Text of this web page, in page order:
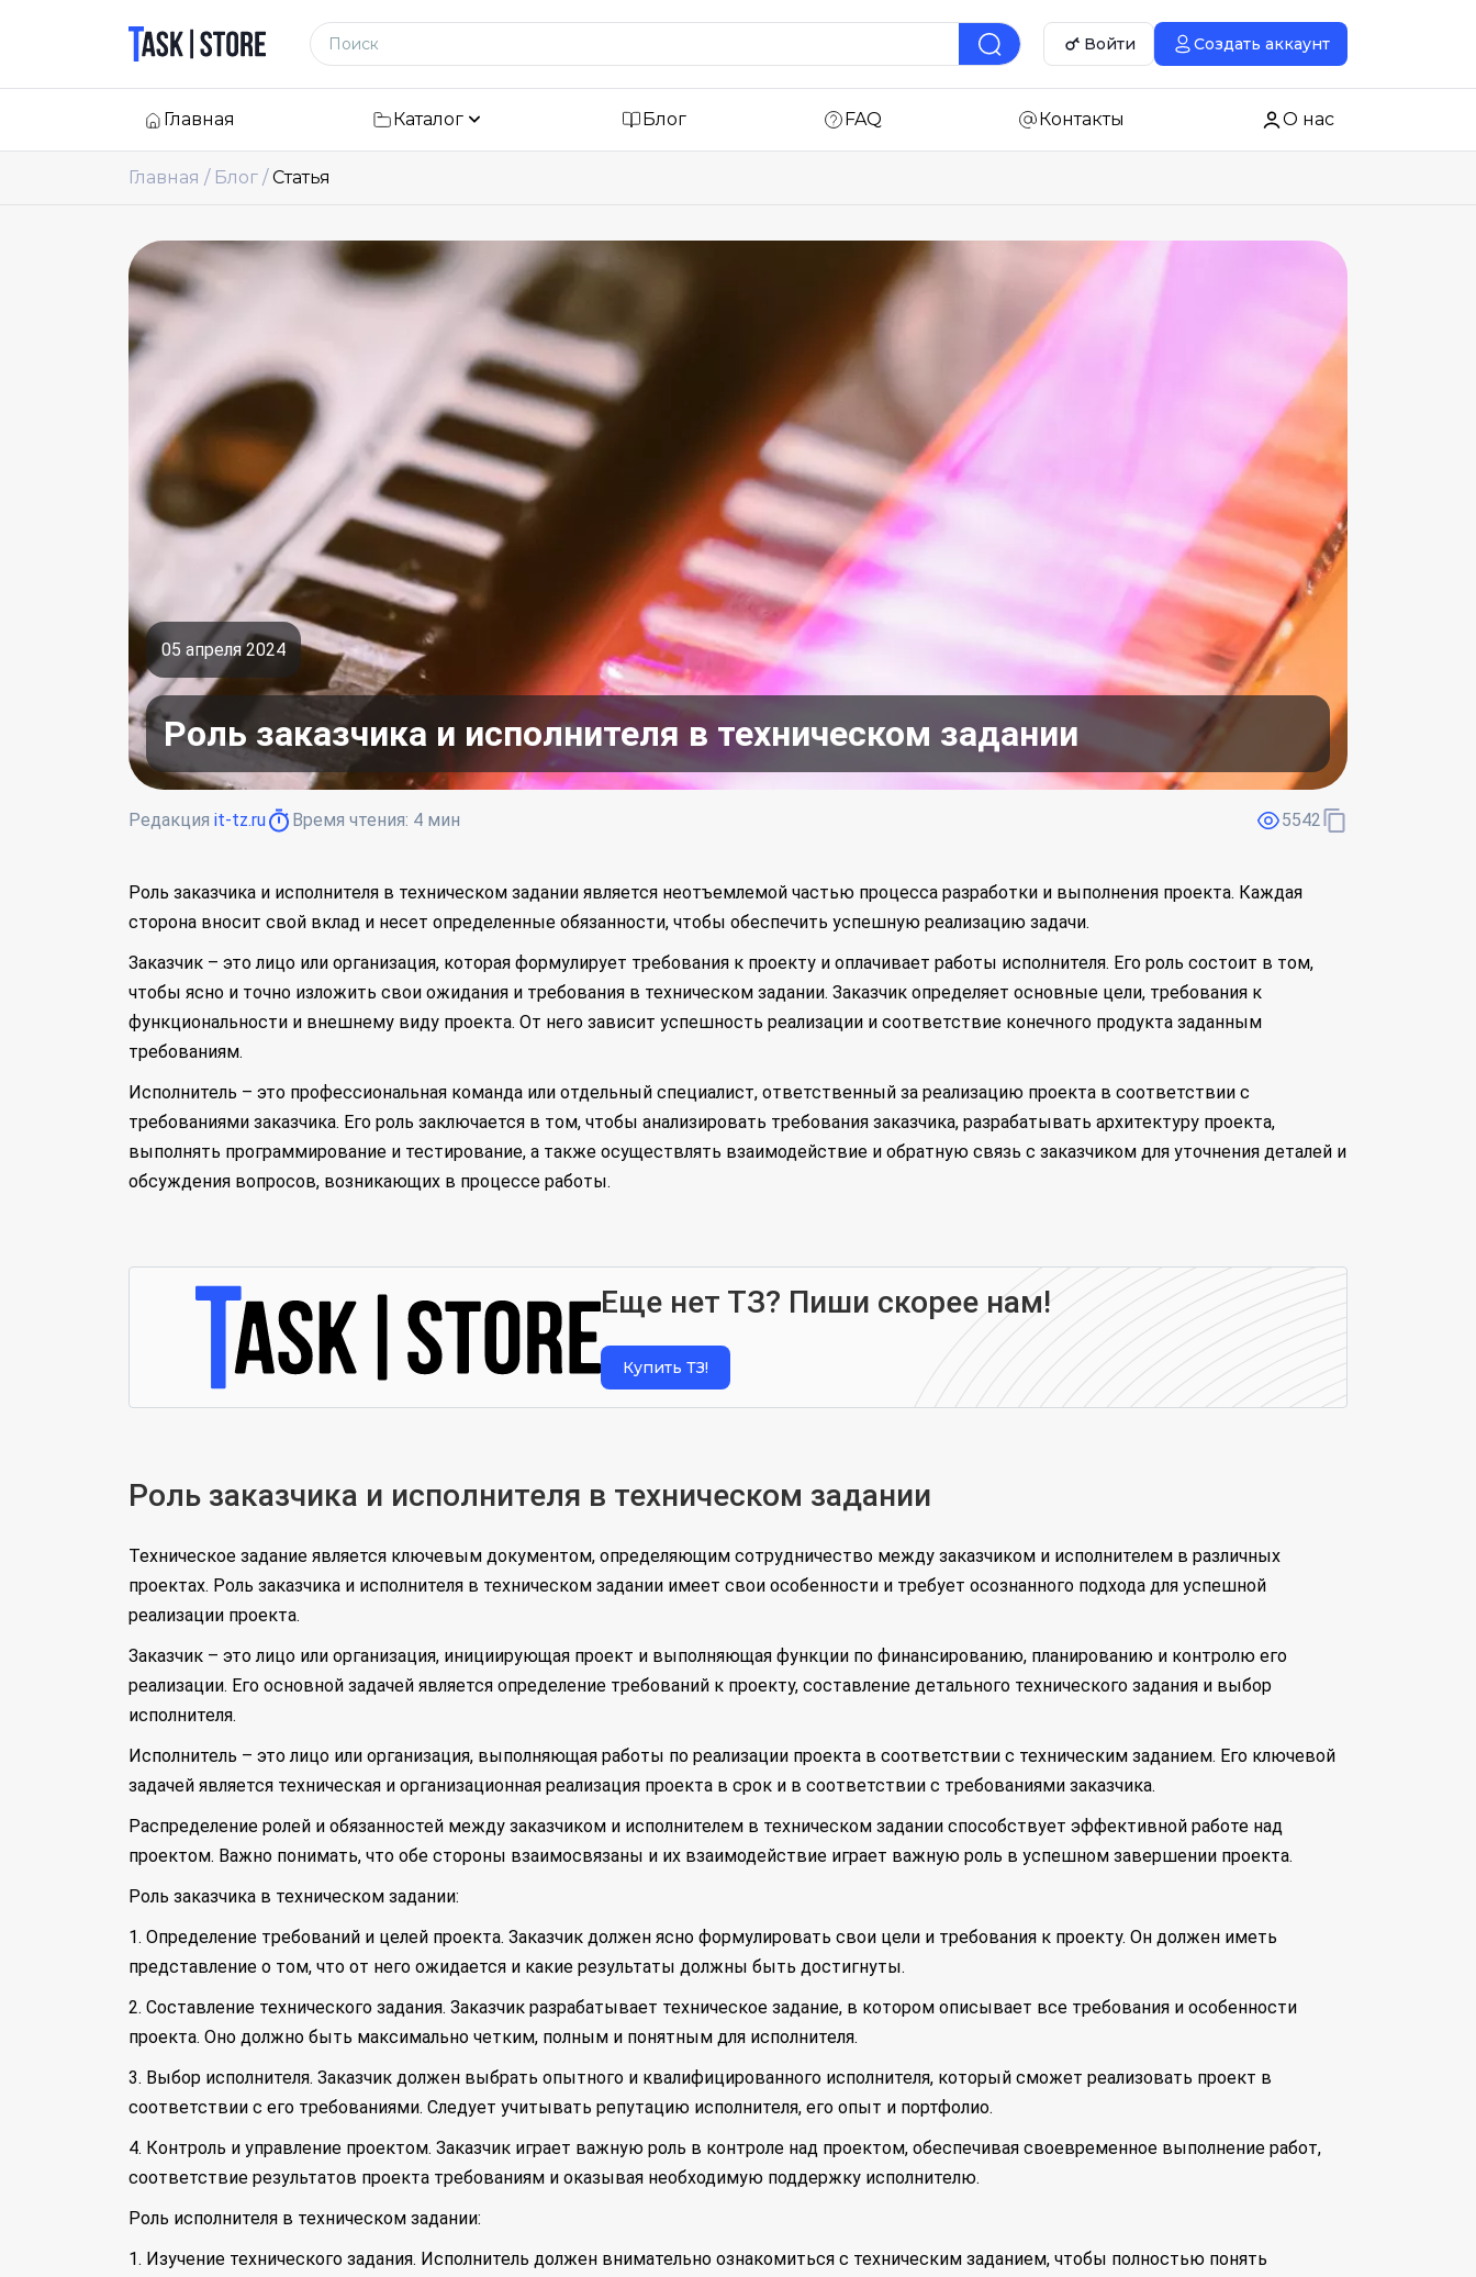
Логотип
Поиск по сайту
Войти Создать аккаунт
Главная Каталог Блог FAQ Контакты О нас
Главная Блог Статья
05 апреля 2024
Роль заказчика и исполнителя в техническом задании
Редакция it-tz.ru Время чтения: 4 мин 5542
Роль заказчика и исполнителя в техническом задании является неотъемлемой частью процесса разработки и выполнения проекта. Каждая
сторона вносит свой вклад и несет определенные обязанности, чтобы обеспечить успешную реализацию задачи.
Заказчик – это лицо или организация, которая формулирует требования к проекту и оплачивает работы исполнителя. Его роль состоит в том,
чтобы ясно и точно изложить свои ожидания и требования в техническом задании. Заказчик определяет основные цели, требования к
функциональности и внешнему виду проекта. От него зависит успешность реализации и соответствие конечного продукта заданным
требованиям.
Исполнитель – это профессиональная команда или отдельный специалист, ответственный за реализацию проекта в соответствии с
требованиями заказчика. Его роль заключается в том, чтобы анализировать требования заказчика, разрабатывать архитектуру проекта,
выполнять программирование и тестирование, а также осуществлять взаимодействие и обратную связь с заказчиком для уточнения деталей и
обсуждения вопросов, возникающих в процессе работы.
Еще нет ТЗ? Пиши скорее нам!
Купить ТЗ!
Роль заказчика и исполнителя в техническом задании
Техническое задание является ключевым документом, определяющим сотрудничество между заказчиком и исполнителем в различных
проектах. Роль заказчика и исполнителя в техническом задании имеет свои особенности и требует осознанного подхода для успешной
реализации проекта.
Заказчик – это лицо или организация, инициирующая проект и выполняющая функции по финансированию, планированию и контролю его
реализации. Его основной задачей является определение требований к проекту, составление детального технического задания и выбор
исполнителя.
Исполнитель – это лицо или организация, выполняющая работы по реализации проекта в соответствии с техническим заданием. Его ключевой
задачей является техническая и организационная реализация проекта в срок и в соответствии с требованиями заказчика.
Распределение ролей и обязанностей между заказчиком и исполнителем в техническом задании способствует эффективной работе над
проектом. Важно понимать, что обе стороны взаимосвязаны и их взаимодействие играет важную роль в успешном завершении проекта.
Роль заказчика в техническом задании:
1. Определение требований и целей проекта. Заказчик должен ясно формулировать свои цели и требования к проекту. Он должен иметь
представление о том, что от него ожидается и какие результаты должны быть достигнуты.
2. Составление технического задания. Заказчик разрабатывает техническое задание, в котором описывает все требования и особенности
проекта. Оно должно быть максимально четким, полным и понятным для исполнителя.
3. Выбор исполнителя. Заказчик должен выбрать опытного и квалифицированного исполнителя, который сможет реализовать проект в
соответствии с его требованиями. Следует учитывать репутацию исполнителя, его опыт и портфолио.
4. Контроль и управление проектом. Заказчик играет важную роль в контроле над проектом, обеспечивая своевременное выполнение работ,
соответствие результатов проекта требованиям и оказывая необходимую поддержку исполнителю.
Роль исполнителя в техническом задании:
1. Изучение технического задания. Исполнитель должен внимательно ознакомиться с техническим заданием, чтобы полностью понять